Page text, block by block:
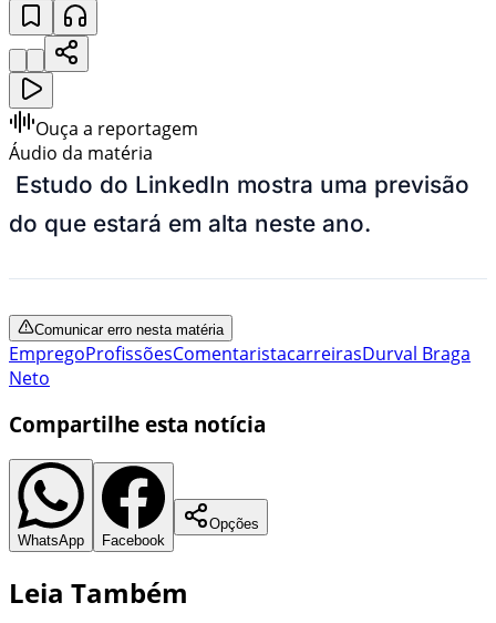
Ouça a reportagem
Áudio da matéria
Estudo do LinkedIn mostra uma previsão
do que estará em alta neste ano.
Comunicar erro nesta matéria
EmpregoProfissõesComentaristacarreirasDurval Braga
Neto
Compartilhe esta notícia
WhatsApp Facebook
Opções
Leia Também